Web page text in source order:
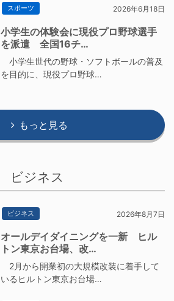
スポーツ 2026年6月18日
小学生の体験会に現役プロ野球選手
を派遣 全国16チ…
小学生世代の野球・ソフトボールの普及
を目的に、現役プロ野球…
もっと見る
ビジネス
ビジネス 2026年8月7日
オールデイダイニングを一新 ヒル
トン東京お台場、改…
2月から開業初の大規模改装に着手して
いるヒルトン東京お台場…